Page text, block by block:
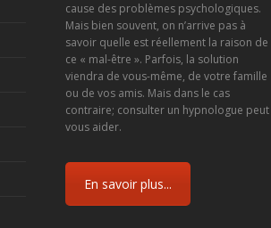
cause des problèmes psychologiques.
Mais bien souvent, on n’arrive pas à
savoir quelle est réellement la raison de
ce « mal-être ». Parfois, la solution
viendra de vous-même, de votre famille
ou de vos amis. Mais dans le cas
contraire; consulter un hypnologue peut
vous aider.
En savoir plus...